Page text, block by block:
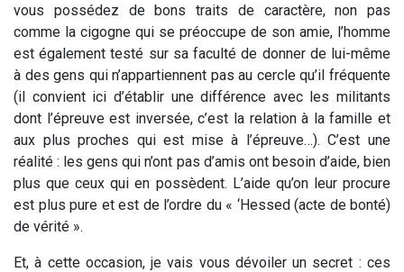
vous possédez de bons traits de caractère, non pas
comme la cigogne qui se préoccupe de son amie, l’homme
est également testé sur sa faculté de donner de lui-même
à des gens qui n’appartiennent pas au cercle qu’il fréquente
(il convient ici d’établir une différence avec les militants
dont l’épreuve est inversée, c’est la relation à la famille et
aux plus proches qui est mise à l’épreuve…). C’est une
réalité : les gens qui n’ont pas d’amis ont besoin d’aide, bien
plus que ceux qui en possèdent. L’aide qu’on leur procure
est plus pure et est de l’ordre du « ‘Hessed (acte de bonté)
de vérité ».
Et, à cette occasion, je vais vous dévoiler un secret : ces